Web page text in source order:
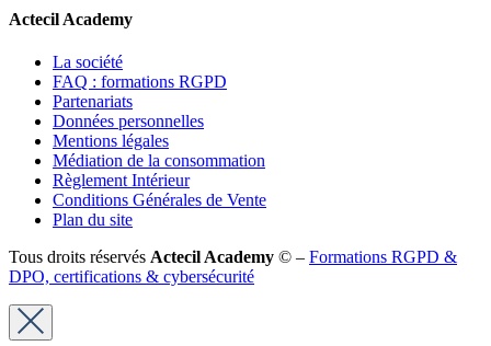
Actecil Academy
La société
FAQ : formations RGPD
Partenariats
Données personnelles
Mentions légales
Médiation de la consommation
Règlement Intérieur
Conditions Générales de Vente
Plan du site
Tous droits réservés Actecil Academy © – Formations RGPD &
DPO, certifications & cybersécurité